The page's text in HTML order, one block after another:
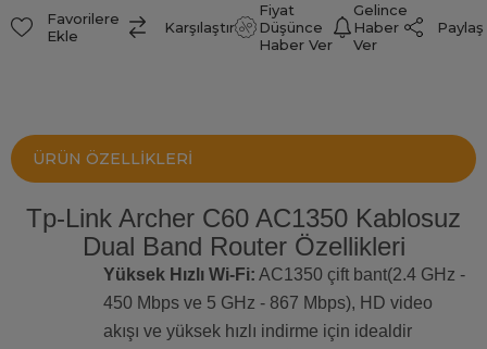
Favorilere
Ekle
Karşılaştır
Fiyat
Düşünce
Haber Ver
Gelince
Haber
Ver
Paylaş
ÜRÜN ÖZELLIKLERI
Tp-Link Archer C60 AC1350 Kablosuz
Dual Band Router Özellikleri
Yüksek Hızlı Wi-Fi: AC1350 çift bant(2.4 GHz -
450 Mbps ve 5 GHz - 867 Mbps), HD video
akışı ve yüksek hızlı indirme için idealdir